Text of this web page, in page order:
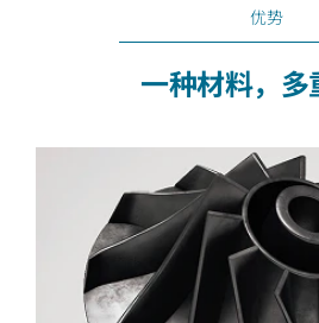
优势
一种材料，多